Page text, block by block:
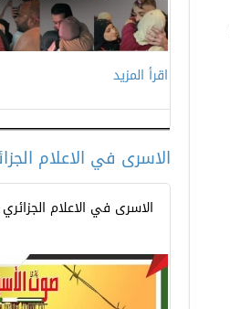
اقرأ المزيد
الاسرى في الاعلام
الاسرى في الاعلام الجزائري